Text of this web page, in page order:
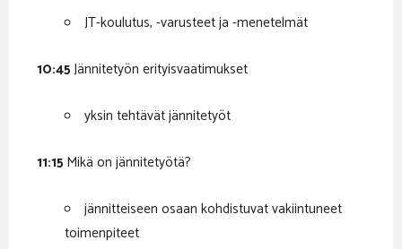
JT-koulutus, -varusteet ja -menetelmät
10:45Jännitetyön erityisvaatimukset
yksin tehtävät jännitetyöt
11:15 Mikä on jännitetyötä?
jännitteiseen osaan kohdistuvat vakiintuneet
toimenpiteet